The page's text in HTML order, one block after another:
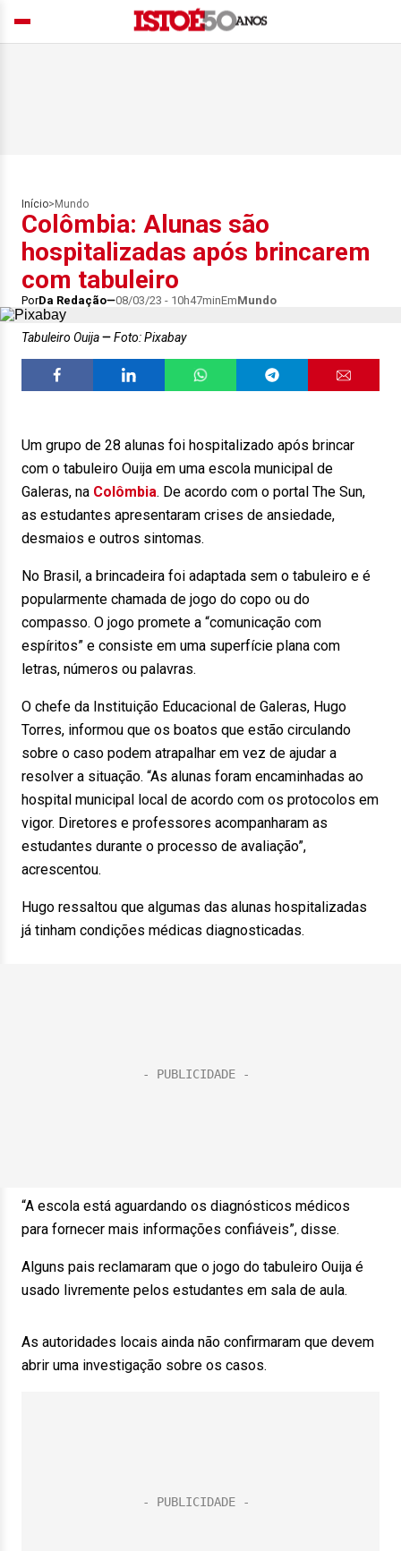
Início> Mundo
Colômbia: Alunas são
hospitalizadas após brincarem
com tabuleiro
PorDa Redação 08/03/23 - 10h47minEmMundo
Tabuleiro Ouija Foto: Pixabay
Um grupo de 28 alunas foi hospitalizado após brincar
com o tabuleiro Ouija em uma escola municipal de
Galeras, na Colômbia. De acordo com o portal The Sun,
as estudantes apresentaram crises de ansiedade,
desmaios e outros sintomas.
No Brasil, a brincadeira foi adaptada sem o tabuleiro e é
popularmente chamada de jogo do copo ou do
compasso. O jogo promete a “comunicação com
espíritos” e consiste em uma superfície plana com
letras, números ou palavras.
O chefe da Instituição Educacional de Galeras, Hugo
Torres, informou que os boatos que estão circulando
sobre o caso podem atrapalhar em vez de ajudar a
resolver a situação. “As alunas foram encaminhadas ao
hospital municipal local de acordo com os protocolos em
vigor. Diretores e professores acompanharam as
estudantes durante o processo de avaliação”,
acrescentou.
Hugo ressaltou que algumas das alunas hospitalizadas
já tinham condições médicas diagnosticadas.
“A escola está aguardando os diagnósticos médicos
para fornecer mais informações confiáveis”, disse.
Alguns pais reclamaram que o jogo do tabuleiro Ouija é
usado livremente pelos estudantes em sala de aula.
As autoridades locais ainda não confirmaram que devem
abrir uma investigação sobre os casos.